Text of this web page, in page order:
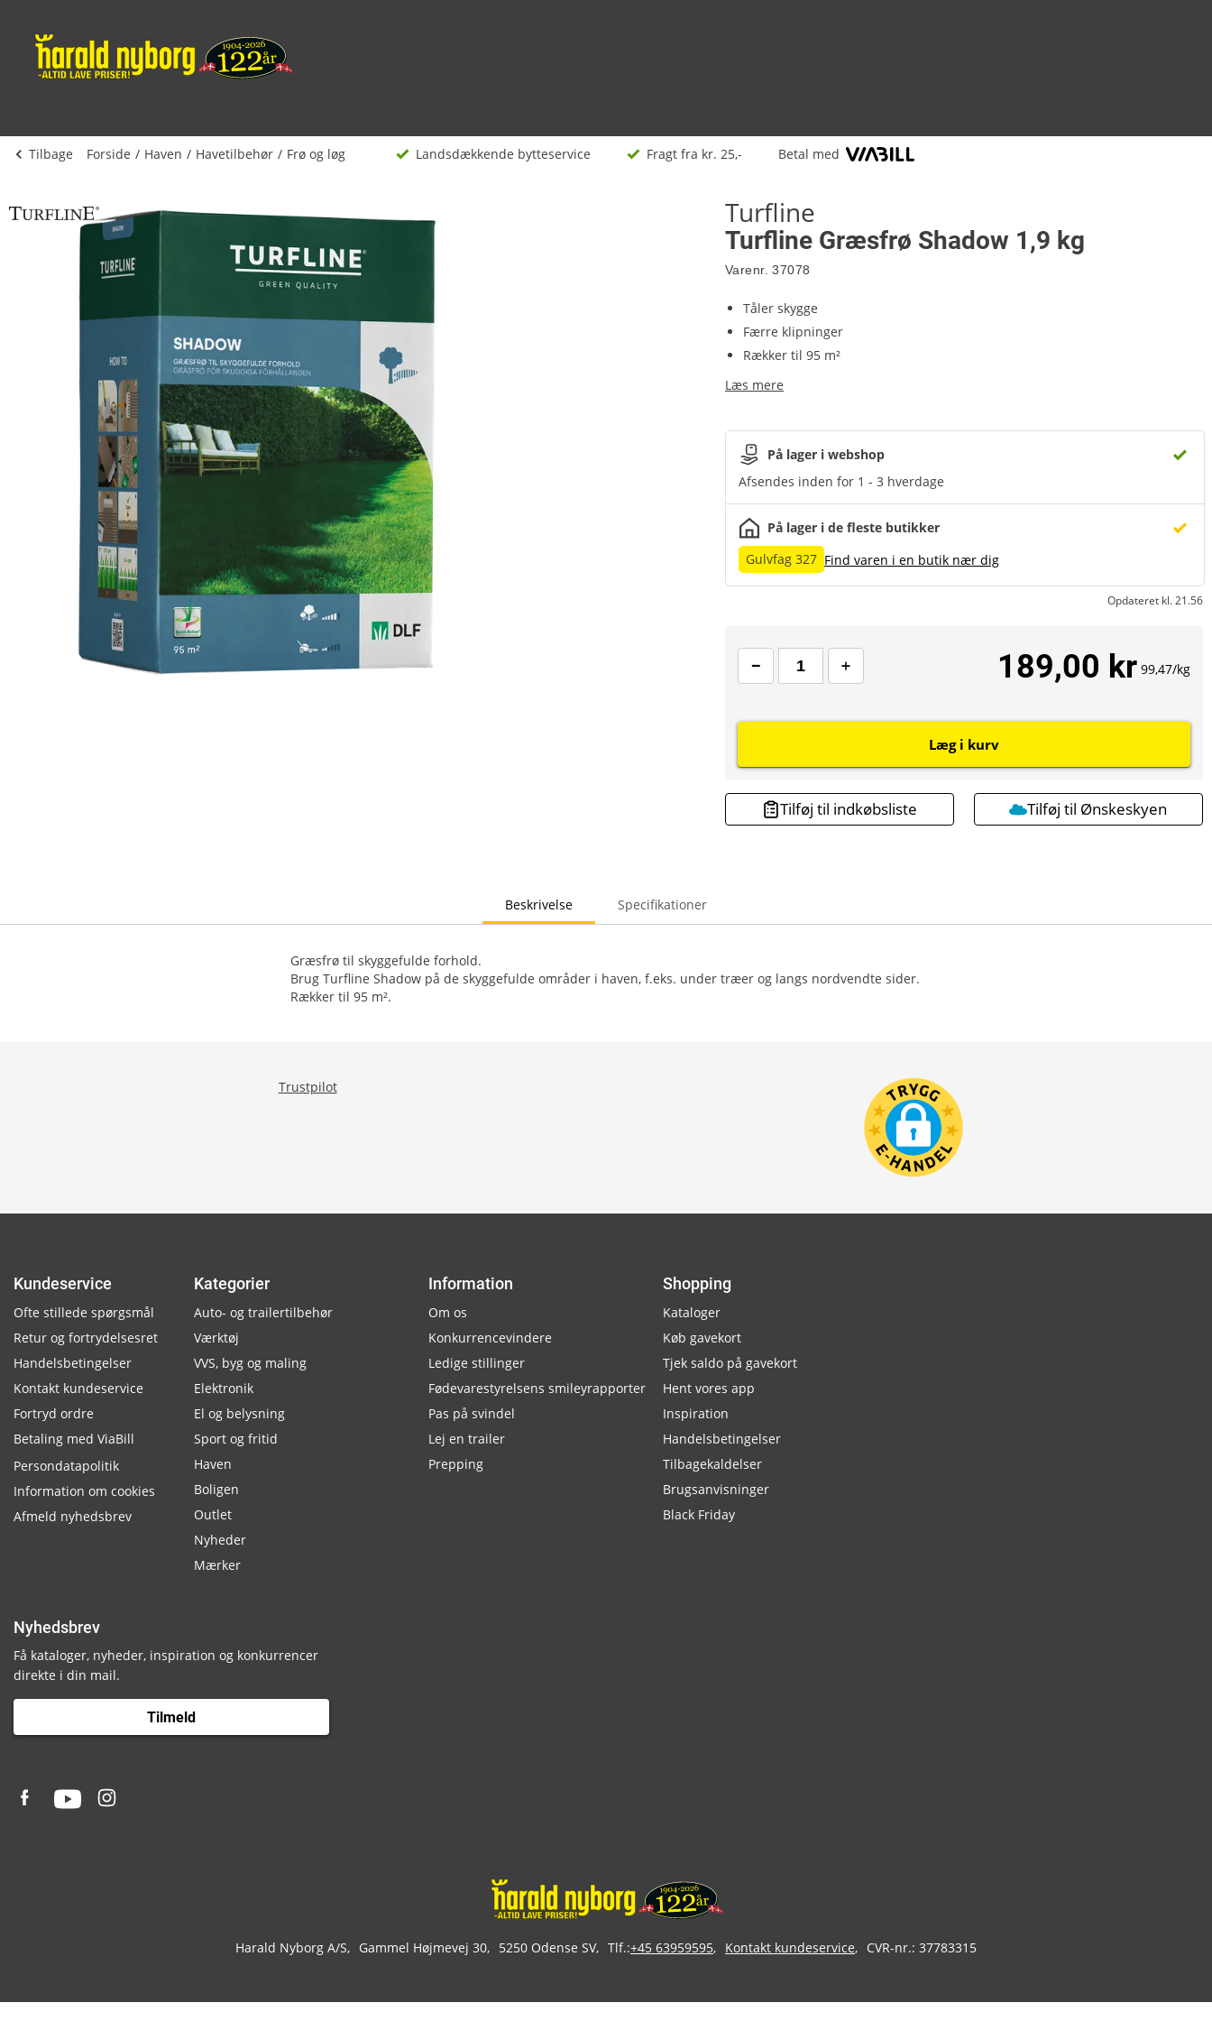
Tilbage Forside Haven Havetilbehør Frø og løg Landsdækkende bytteservice Fragt fra kr. 25,- Betal med
Turfline
Turfline Græsfrø Shadow 1,9 kg
Varenr. 37078
Tåler skygge
Færre klipninger
Rækker til 95 m²
Læs mere
På lager i webshop
Afsendes inden for 1 - 3 hverdage
På lager i de fleste butikker
Gulvfag 327 Find varen i en butik nær dig
Opdateret kl. 21.56
189,00 kr 99,47/kg
Læg i kurv
Tilføj til indkøbsliste Tilføj til Ønskeskyen
Beskrivelse Specifikationer
Græsfrø til skyggefulde forhold.
Brug Turfline Shadow på de skyggefulde områder i haven, f.eks. under træer og langs nordvendte sider.
Rækker til 95 m².
Trustpilot
Kundeservice
Ofte stillede spørgsmål
Retur og fortrydelsesret
Handelsbetingelser
Kontakt kundeservice
Fortryd ordre
Betaling med ViaBill
Persondatapolitik
Information om cookies
Afmeld nyhedsbrev
Kategorier
Auto- og trailertilbehør
Værktøj
VVS, byg og maling
Elektronik
El og belysning
Sport og fritid
Haven
Boligen
Outlet
Nyheder
Mærker
Information
Om os
Konkurrencevindere
Ledige stillinger
Fødevarestyrelsens smileyrapporter
Pas på svindel
Lej en trailer
Prepping
Shopping
Kataloger
Køb gavekort
Tjek saldo på gavekort
Hent vores app
Inspiration
Handelsbetingelser
Tilbagekaldelser
Brugsanvisninger
Black Friday
Nyhedsbrev
Få kataloger, nyheder, inspiration og konkurrencer
direkte i din mail.
Tilmeld
Harald Nyborg A/S Gammel Højmevej 30 5250 Odense SV Tlf.:+45 63959595 Kontakt kundeservice CVR-nr.: 37783315